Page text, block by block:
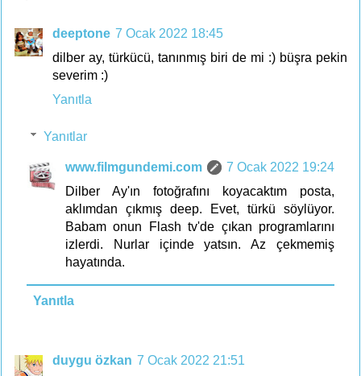
deeptone 7 Ocak 2022 18:45
dilber ay, türkücü, tanınmış biri de mi :) büşra pekin
severim :)
Yanıtla
Yanıtlar
www.filmgundemi.com
7 Ocak 2022 19:24
Dilber Ay'ın fotoğrafını koyacaktım posta,
aklımdan çıkmış deep. Evet, türkü söylüyor.
Babam onun Flash tv'de çıkan programlarını
izlerdi. Nurlar içinde yatsın. Az çekmemiş
hayatında.
Yanıtla
duygu özkan 7 Ocak 2022 21:51